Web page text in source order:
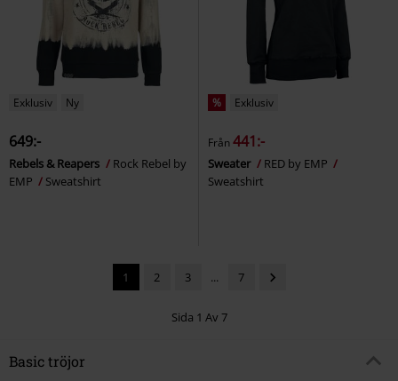
Exklusiv Ny
649:-
Rebels & Reapers
Rock Rebel by
EMP
Sweatshirt
% Exklusiv
Från441:-
Sweater
RED by EMP
Sweatshirt
1 2 3 ... 7
Sida 1 Av 7
Basic tröjor